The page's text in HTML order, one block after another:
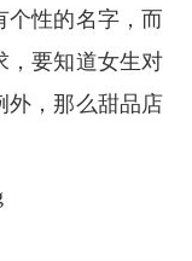
个性的名字，而
，要知道女生对
外，那么甜品店